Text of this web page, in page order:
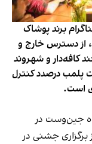
برند پوشاک
از دسترس خارج و
کافه‌‌دار و شهروند
پلمب درصدد کنترل
است.
جین‌وست در
۱۹ مهر و پس از برگزاری جشنی در